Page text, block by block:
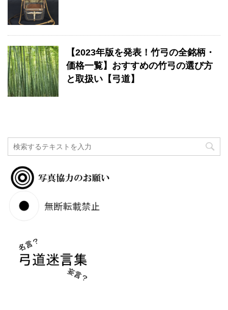
【2023年版を発表！竹弓の全銘柄・
価格一覧】おすすめの竹弓の選び方
と取扱い【弓道】